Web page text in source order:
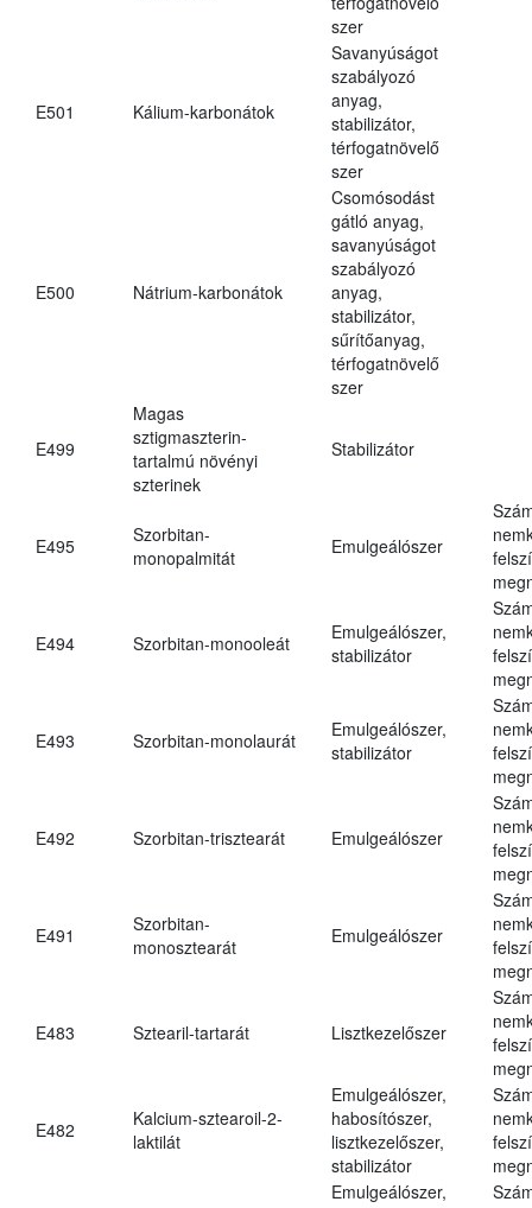
szer
E501 Kálium-karbonátok
Savanyúságot
szabályozó
anyag,
stabilizátor,
térfogatnövelő
szer
E500 Nátrium-karbonátok
Csomósodást
gátló anyag,
savanyúságot
szabályozó
anyag,
stabilizátor,
sűrítőanyag,
térfogatnövelő
szer
E499
Magas
sztigmaszterin-
tartalmú növényi
szterinek
Stabilizátor
E495
Szorbitan-
monopalmitát
Emulgeálószer
E494 Szorbitan-monooleát
Emulgeálószer,
stabilizátor
E493 Szorbitan-monolaurát
Emulgeálószer,
stabilizátor
E492 Szorbitan-trisztearát Emulgeálószer
E491
Szorbitan-
monosztearát
Emulgeálószer
E483 Sztearil-tartarát Lisztkezelőszer
E482
Kalcium-sztearoil-2-
laktilát
Emulgeálószer,
habosítószer,
lisztkezelőszer,
stabilizátor
Emulgeálószer,